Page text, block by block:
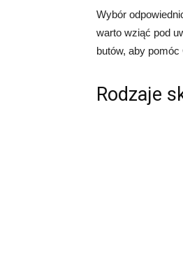
Wybór
warto wziąć pod
butów, aby
Rodzaje